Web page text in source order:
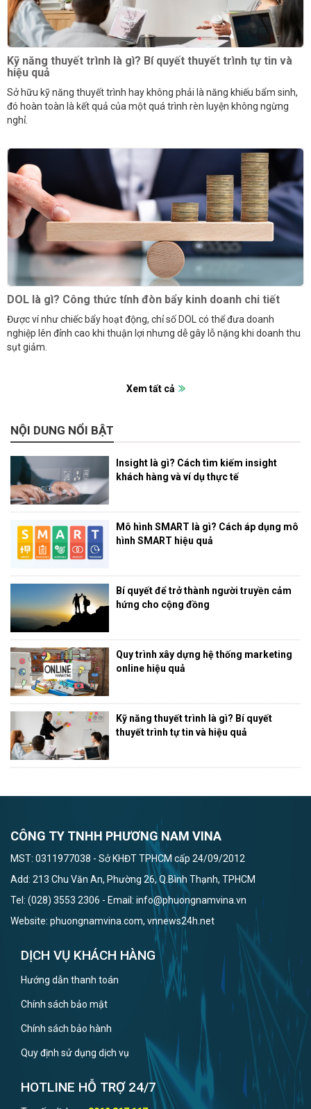
Kỹ năng thuyết trình là gì? Bí quyết thuyết trình tự tin và
hiệu quả
Sở hữu kỹ năng thuyết trình hay không phải là năng khiếu bẩm sinh,
đó hoàn toàn là kết quả của một quá trình rèn luyện không ngừng
nghỉ.
DOL là gì? Công thức tính đòn bẩy kinh doanh chi tiết
Được ví như chiếc bẩy hoạt động, chỉ số DOL có thể đưa doanh
nghiệp lên đỉnh cao khi thuận lợi nhưng dễ gây lỗ nặng khi doanh thu
sụt giảm.
Xem tất cả
NỘI DUNG NỔI BẬT
Insight là gì? Cách tìm kiếm insight
khách hàng và ví dụ thực tế
Mô hình SMART là gì? Cách áp dụng mô
hình SMART hiệu quả
Bí quyết để trở thành người truyền cảm
hứng cho cộng đồng
Quy trình xây dựng hệ thống marketing
online hiệu quả
Kỹ năng thuyết trình là gì? Bí quyết
thuyết trình tự tin và hiệu quả
CÔNG TY TNHH PHƯƠNG NAM VINA
MST: 0311977038 - Sở KHĐT TPHCM cấp 24/09/2012
Add: 213 Chu Văn An, Phường 26, Q.Bình Thạnh, TPHCM
Tel: (028) 3553 2306 - Email: info@phuongnamvina.vn
Website: phuongnamvina.com, vnnews24h.net
DỊCH VỤ KHÁCH HÀNG
Hướng dẫn thanh toán
Chính sách bảo mật
Chính sách bảo hành
Quy định sử dụng dịch vụ
HOTLINE HỖ TRỢ 24/7